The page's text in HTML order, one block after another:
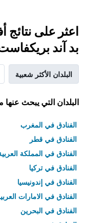
اعثر على نتائج
بد آند
البلدان الأكثر شعبية
البلدان التي يبحث عنها
الفنادق في المغرب
الفنادق في قطر
الفنادق في المملكة
الفنادق في تركيا
الفنادق في إندونيسيا
الفنادق في الامارات
الفنادق في البحرين